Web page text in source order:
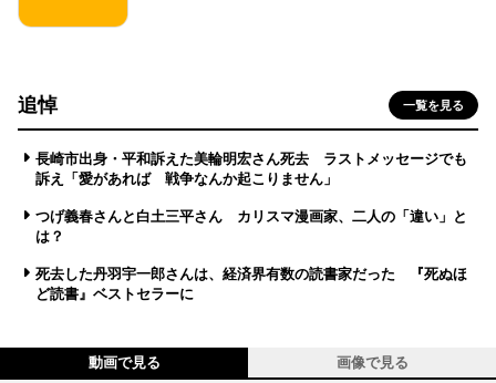
追悼 一覧を見る
長崎市出身・平和訴えた美輪明宏さん死去 ラストメッセージでも
訴え「愛があれば 戦争なんか起こりません」
つげ義春さんと白土三平さん カリスマ漫画家、二人の「違い」と
は？
死去した丹羽宇一郎さんは、経済界有数の読書家だった 『死ぬほ
ど読書』ベストセラーに
動画で見る 画像で見る